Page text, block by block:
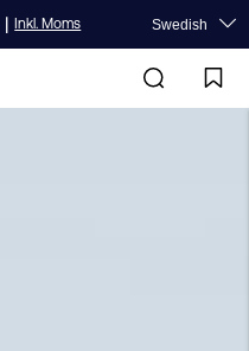
| Inkl. Moms Swedish